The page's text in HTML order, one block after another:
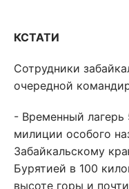
КСТАТИ
Сотрудники
очередной
- Временный
милиции особого
Забайкальскому
Бурятией в 100
высоте горы и